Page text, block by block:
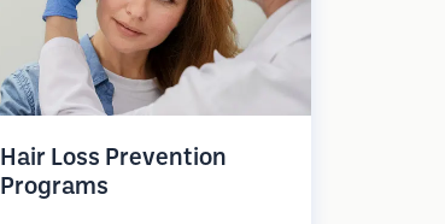
Hair Loss Prevention
Programs